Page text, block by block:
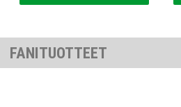
FANITUOTTEET